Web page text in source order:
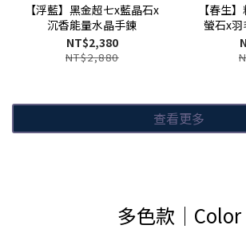
【浮藍】黑金超七x藍晶石x
沉香能量水晶手鍊
NT$2,380
NT$2,880
【春生
螢石x
查看更多
多色款│Color